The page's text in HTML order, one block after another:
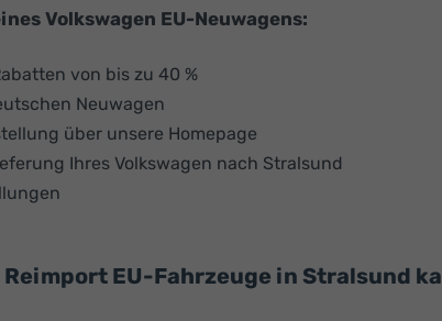
Volkswagen EU-Neuwagens:
von bis zu 40 %
Neuwagen
über unsere Homepage
Ihres Volkswagen nach Stralsund
EU-Fahrzeuge in Stralsund